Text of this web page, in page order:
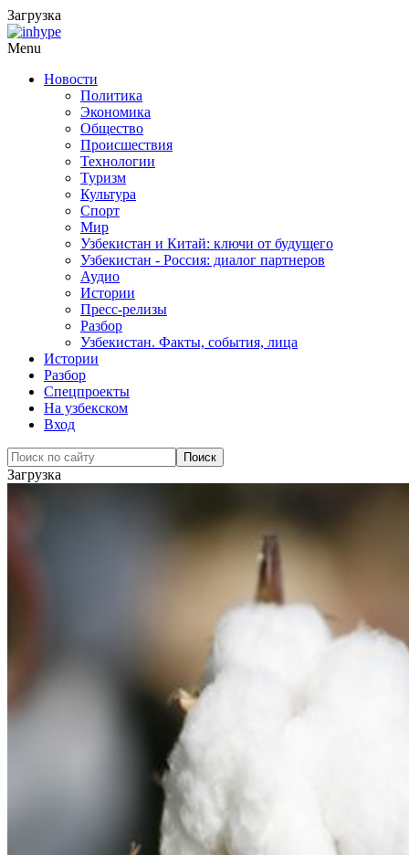
Загрузка
Menu
Новости
Политика
Экономика
Общество
Происшествия
Технологии
Туризм
Культура
Спорт
Мир
Узбекистан и Китай: ключи от будущего
Узбекистан - Россия: диалог партнеров
Аудио
Истории
Пресс-релизы
Разбор
Узбекистан. Факты, события, лица
Истории
Разбор
Спецпроекты
На узбекском
Вход
Загрузка